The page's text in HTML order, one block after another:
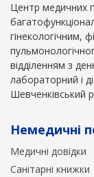
Центр медичних
гінекологічним,
відділенням з
лабораторний і
Шевченківський
Немедичні
Медичні довідки
Санітарні книжки